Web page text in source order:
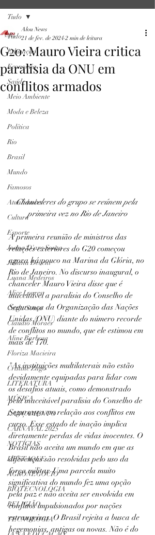
Tudo
Educação
Economia
Saúde
Meio Ambiente
Moda e Beleza
Política
Rio
Brasil
Mundo
Famosos
Atualidades
Cultura
Esporte
Joana D'arc Souza
Juliana Debent
Luana Medeiros
Alice Loures
Carla Sousa
Claudio Moraes
Aline Barbosa
Floriza Macieira
Cristine Zago
LITERATURA
MÚSICA
LANÇAMENTO
CARNAVAL 2025
NOTÍCIAS
DESTAQUE
AGRONEGÓCIO
BIOTECNOLOGIA
RELIGIÃO
TECNOLOGIA
Tudo
G20: Mauro Vieira critica
paralisia da ONU em
conflitos armados
Alou News
21 de fev. de 2024 2 min de leitura
Chanceleres do grupo se reúnem pela
primeira vez no Rio de Janeiro
A primeira reunião de ministros das
relações exteriores do G20 começou
agora há pouco na Marina da Glória, no
Rio de Janeiro. No discurso inaugural, o
chanceler Mauro Vieira disse que é
inaceitável a paralisia do Conselho de
Segurança da Organização das Nações
Unidas (ONU) diante do número recorde
de conflitos no mundo, que ele estimou em
mais de 170.
"As instituições multilaterais não estão
devidamente equipadas para lidar com
os desafios atuais, como demonstrado
pela inaceitável paralisia do Conselho de
Segurança em relação aos conflitos em
curso. Esse estado de inação implica
diretamente perdas de vidas inocentes. O
Brasil não aceita um mundo em que as
diferenças são resolvidas pelo uso da
força militar. Uma parcela muito
significativa do mundo fez uma opção
pela paz e não aceita ser envolvida em
conflitos impulsionados por nações
estrangeiras. O Brasil rejeita a busca de
hegemonias, antigas ou novas. Não é do